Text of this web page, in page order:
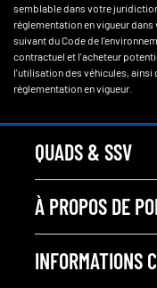
semblable dans votre
réglementation en vigueur
suivant du Code de
contractuel et l'acheteur
l'utilisation des véhicules, ainsi
réglementation en vigueur.
QUADS & SSV
À PROPOS DE
INFORMATIONS